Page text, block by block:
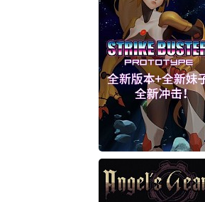
Overcrowd: A